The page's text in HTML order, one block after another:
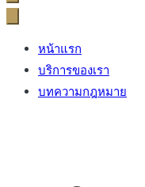
หน้าแรก
บริการของเรา
บทความกฎหมาย